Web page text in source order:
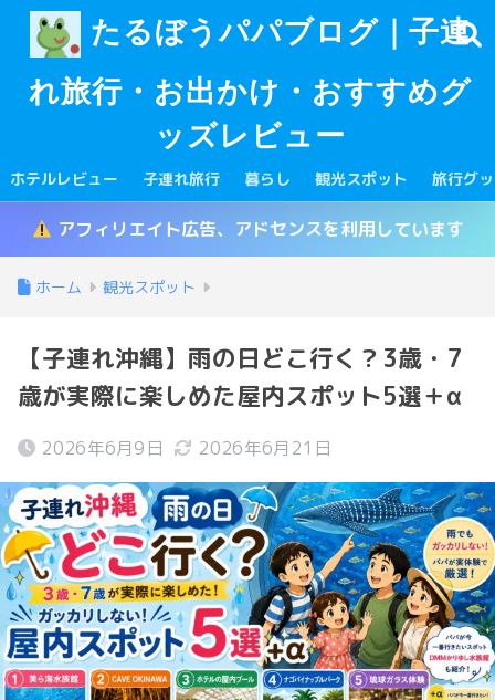
たるぼうパパブログ｜子連
れ旅行・お出かけ・おすすめグ
ッズレビュー
ホテルレビュー 子連れ旅行 暮らし 観光スポット 旅行グ
アフィリエイト広告、アドセンスを利用しています
ホーム 観光スポット
【子連れ沖縄】雨の日どこ行く？3歳・7
歳が実際に楽しめた屋内スポット5選＋α
2026年6月9日 2026年6月21日